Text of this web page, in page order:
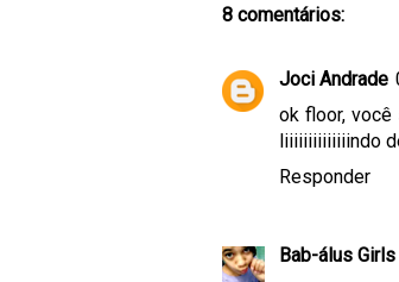
8 comentários:
Joci Andrade
ok floor,
liiiiiiiiiiiiiindo
Responder
Bab-álus Girls